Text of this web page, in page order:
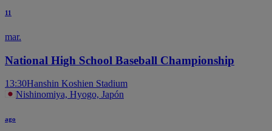
11
mar.
National High School Baseball Championship
13:30Hanshin Koshien Stadium
Nishinomiya, Hyogo, Japón
ago